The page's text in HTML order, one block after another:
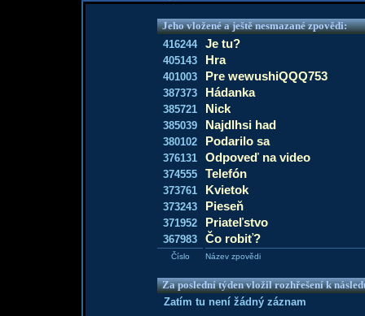
Jeho vložené a ještě nesmazané zpovědi:
416244
Je tu?
405143 Hra
401003 Pre wewushiQQQ753
387373 Hádanka
385721 Nick
385039 Najdlhsi had
380102 Podarilo sa
376131 Odpoveď na video
374555 Telefón
373761 Kvietok
373243 Pieseň
371952 Priateľstvo
367983 Čo robiť?
Číslo Název zpovědi
Za poslední týden vložil rozhřešení k
Zatím tu není žádný záznam